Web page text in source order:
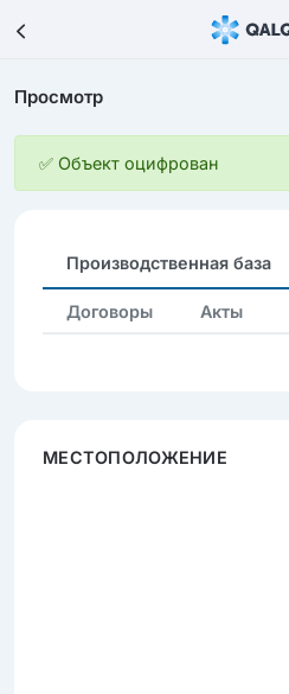
Просмотр
✅ Объект оцифрован
Производственная база
Договоры Акты
МЕСТОПОЛОЖЕНИЕ